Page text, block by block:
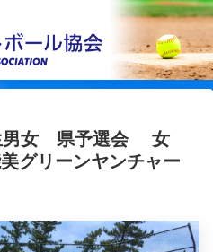
男女 県予選会 女
グリーンヤンチャー